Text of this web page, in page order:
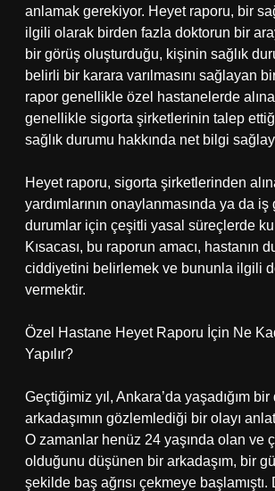
anlamak gerekiyor. Heyet raporu, bir
ilgili olarak birden fazla doktorun bir
bir görüş oluşturduğu, kişinin sağlık
belirli bir karara varılmasını sağlayan
rapor genellikle özel hastanelerde
genellikle sigorta şirketlerinin talep
sağlık durumu hakkında net bilgi
Heyet raporu, sigorta şirketlerinden
yardımlarının onaylanmasında ya da iş
durumlar için çeşitli yasal süreçlerde
Kısacası, bu raporun amacı, hastanın
ciddiyetini belirlemek ve bununla ilgili
vermektir.
Özel Hastane Heyet Raporu İçin Ne
Yapılır?
Geçtiğimiz yıl, Ankara’da yaşadığım
arkadaşımın gözlemlediği bir olayı
O zamanlar henüz 24 yaşında olan ve
olduğunu düşünen bir arkadaşım, bir
şekilde baş ağrısı çekmeye